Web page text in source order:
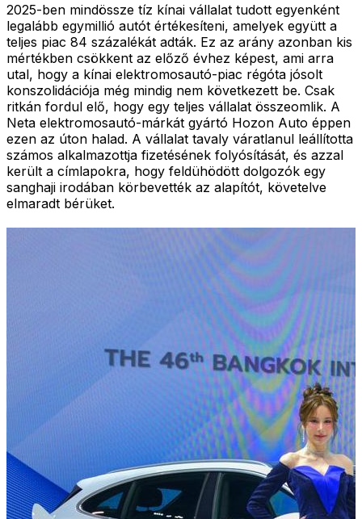
2025-ben mindössze tíz kínai vállalat tudott egyenként
legalább egymillió autót értékesíteni, amelyek együtt a
teljes piac 84 százalékát adták. Ez az arány azonban kis
mértékben csökkent az előző évhez képest, ami arra
utal, hogy a kínai elektromosautó-piac régóta jósolt
konszolidációja még mindig nem következett be. Csak
ritkán fordul elő, hogy egy teljes vállalat összeomlik. A
Neta elektromosautó-márkát gyártó Hozon Auto éppen
ezen az úton halad. A vállalat tavaly váratlanul leállította
számos alkalmazottja fizetésének folyósítását, és azzal
került a címlapokra, hogy feldühödött dolgozók egy
sanghaji irodában körbevették az alapítót, követelve
elmaradt bérüket.